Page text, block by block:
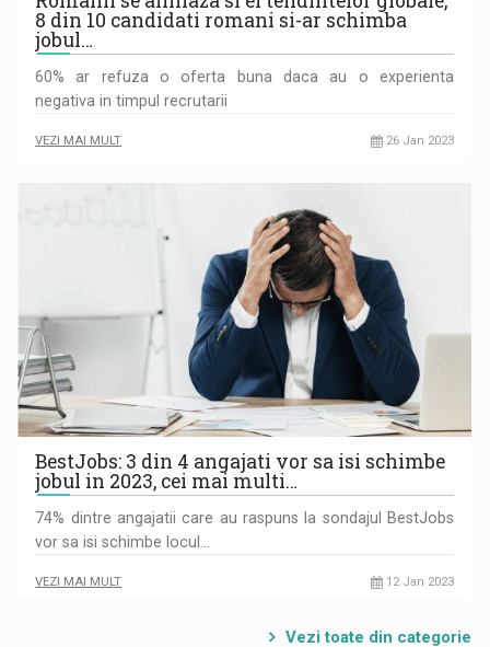
8 din 10 candidati romani si-ar schimba
jobul…
60% ar refuza o oferta buna daca au o experienta
negativa in timpul recrutarii
VEZI MAI MULT 26 Jan 2023
BestJobs: 3 din 4 angajati vor sa isi schimbe
jobul in 2023, cei mai multi…
74% dintre angajatii care au raspuns la sondajul BestJobs
vor sa isi schimbe locul…
VEZI MAI MULT 12 Jan 2023
Vezi toate din categorie